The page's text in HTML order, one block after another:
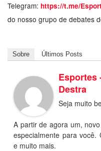
Telegram: https://t.me/
do nosso grupo de debates
Sobre Últimos Posts
Esportes
Destra
Seja muito
A partir de agora um,
especialmente para você.
e muito mais.